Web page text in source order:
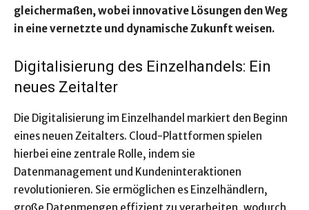
gleichermaßen, wobei innovative Lösungen den Weg
in eine vernetzte und dynamische Zukunft weisen.
Digitalisierung des Einzelhandels: Ein
neues Zeitalter
Die Digitalisierung im Einzelhandel markiert den Beginn
eines neuen Zeitalters. Cloud-Plattformen spielen
hierbei eine zentrale Rolle, indem sie
Datenmanagement und Kundeninteraktionen
revolutionieren. Sie ermöglichen es Einzelhändlern,